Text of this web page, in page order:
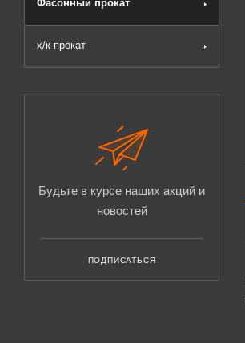
Фасонный прокат
х/к прокат
Будьте в курсе наших акций и
новостей
ПОДПИСАТЬСЯ